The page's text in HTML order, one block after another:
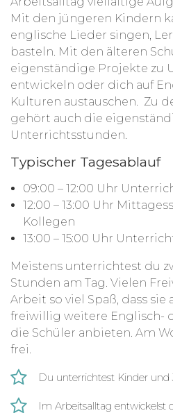
Mit den jüngeren Kindern
englische Lieder singen,
basteln. Mit den älteren
eigenständige Projekte zu
entwickeln oder dich auf
Kulturen austauschen. Zu
gehört auch die
Unterrichtsstunden.
Typischer Tagesablauf
09:00 – 12:00 Uhr
12:00 – 13:00 Uhr
Kollegen
13:00 – 15:00 Uhr
Meistens unterrichtest du
Stunden am Tag. Vielen
Arbeit so viel Spaß, dass
freiwillig weitere Englisch-
die Schüler anbieten. Am
frei.
Du unterrichtest Kinder und
Im Arbeitsalltag entwickelst